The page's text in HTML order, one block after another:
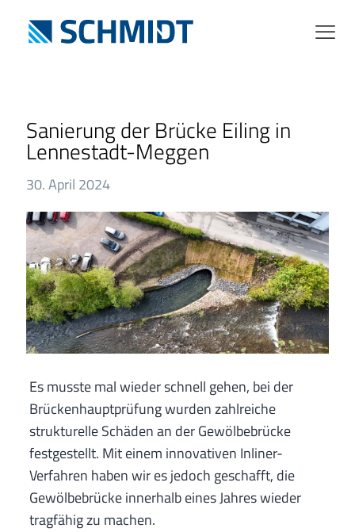
Sanierung der Brücke Eiling in
Lennestadt-Meggen
30. April 2024
Es musste mal wieder schnell gehen, bei der
Brückenhauptprüfung wurden zahlreiche
strukturelle Schäden an der Gewölbebrücke
festgestellt. Mit einem innovativen Inliner-
Verfahren haben wir es jedoch geschafft, die
Gewölbebrücke innerhalb eines Jahres wieder
tragfähig zu machen.